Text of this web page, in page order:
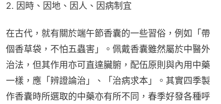
2. 因時、因地、因人、因病制宜
在古代，就有關於端午節香囊的一些習俗，例如「帶
個香草袋，不怕五蟲害」。佩戴香囊雖然屬於中醫外
治法，但其作用亦可直達臟腑，配伍原則與內用中藥
一樣，應「辨證論治」、「治病求本」。其實四季製
作香囊時所選取的中藥亦有所不同，春季好發各種呼